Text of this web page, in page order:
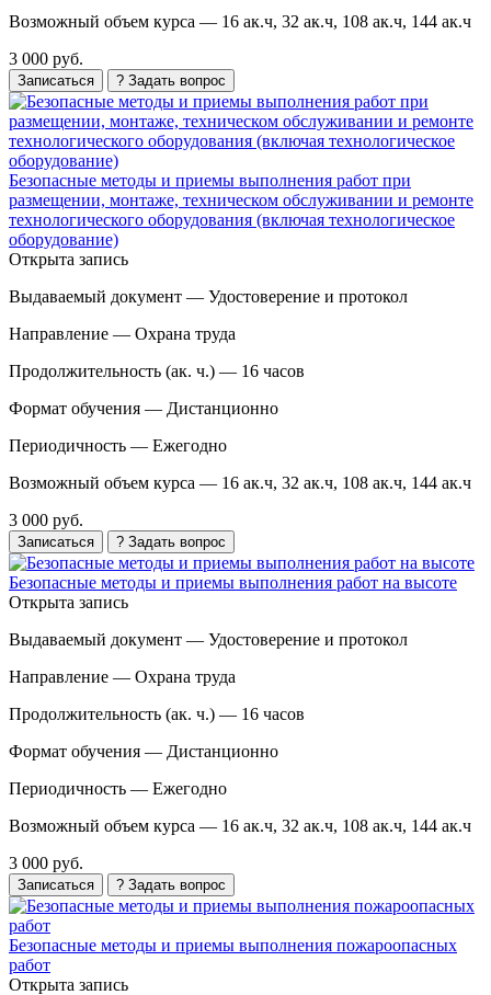
Возможный объем курса — 16 ак.ч, 32 ак.ч, 108 ак.ч, 144 ак.ч
3 000 руб.
Записаться ? Задать вопрос
Безопасные методы и приемы выполнения работ при
размещении, монтаже, техническом обслуживании и ремонте
технологического оборудования (включая технологическое
оборудование)
Открыта запись
Выдаваемый документ — Удостоверение и протокол
Направление — Охрана труда
Продолжительность (ак. ч.) — 16 часов
Формат обучения — Дистанционно
Периодичность — Ежегодно
Возможный объем курса — 16 ак.ч, 32 ак.ч, 108 ак.ч, 144 ак.ч
3 000 руб.
Записаться ? Задать вопрос
Безопасные методы и приемы выполнения работ на высоте
Открыта запись
Выдаваемый документ — Удостоверение и протокол
Направление — Охрана труда
Продолжительность (ак. ч.) — 16 часов
Формат обучения — Дистанционно
Периодичность — Ежегодно
Возможный объем курса — 16 ак.ч, 32 ак.ч, 108 ак.ч, 144 ак.ч
3 000 руб.
Записаться ? Задать вопрос
Безопасные методы и приемы выполнения пожароопасных
работ
Открыта запись